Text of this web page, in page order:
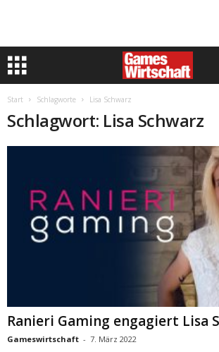
Start Schlagworte Lisa Schwarz
Schlagwort: Lisa Schwarz
Ranieri Gaming engagiert Lisa
Gameswirtschaft - 7. März 2022